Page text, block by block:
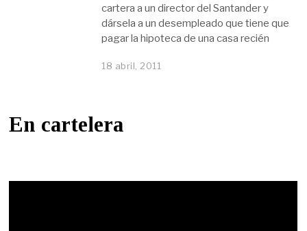
cartera a un director del Santander y
dársela a un desempleado que tiene que
pagar la hipoteca de una casa recién
18 abril, 2011
En cartelera